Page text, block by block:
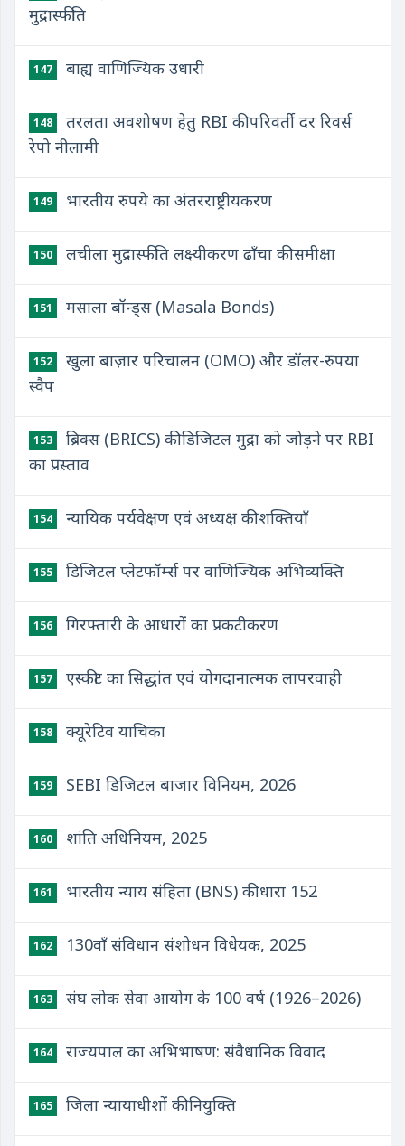
मुद्रास्फीति
147 बाह्य वाणिज्यिक उधारी
148
तरलता अवशोषण हेतु RBI की परिवर्ती दर रिवर्स
रेपो नीलामी
149 भारतीय रुपये का अंतरराष्ट्रीयकरण
150 लचीला मुद्रास्फीति लक्ष्यीकरण ढाँचा की समीक्षा
151 मसाला बॉन्ड्स (Masala Bonds)
152
खुला बाज़ार परिचालन (OMO) और डॉलर-रुपया
स्वैप
153
ब्रिक्स (BRICS) की डिजिटल मुद्रा को जोड़ने पर RBI
का प्रस्ताव
154 न्यायिक पर्यवेक्षण एवं अध्यक्ष की शक्तियाँ
155 डिजिटल प्लेटफॉर्म्स पर वाणिज्यिक अभिव्यक्ति
156 गिरफ्तारी के आधारों का प्रकटीकरण
157 एस्कीट का सिद्धांत एवं योगदानात्मक लापरवाही
158 क्यूरेटिव याचिका
159 SEBI डिजिटल बाजार विनियम, 2026
160 शांति अधिनियम, 2025
161 भारतीय न्याय संहिता (BNS) की धारा 152
162 130वाँ संविधान संशोधन विधेयक, 2025
163 संघ लोक सेवा आयोग के 100 वर्ष (1926–2026)
164 राज्यपाल का अभिभाषण: संवैधानिक विवाद
165 जिला न्यायाधीशों की नियुक्ति